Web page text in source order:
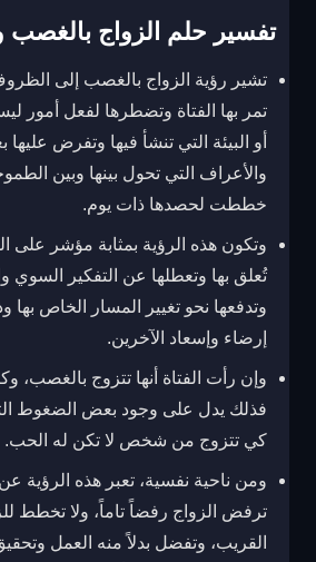
تفسير حلم الزواج بالغصب
تشير رؤية الزواج بالغصب إلى
تمر بها الفتاة وتضطرها لفعل أمور
أو البيئة التي تنشأ فيها وتفرض عليها
والأعراف التي تحول بينها وبين
خططت لحصدها ذات يوم.
وتكون هذه الرؤية بمثابة مؤشر على
تُعلق بها وتعطلها عن التفكير السوي
وتدفعها نحو تغيير المسار الخاص
إرضاء وإسعاد الآخرين.
وإن رأت الفتاة أنها تتزوج بالغصب،
فذلك يدل على وجود بعض الضغوط
كي تتزوج من شخص لا تكن له الحب.
ومن ناحية نفسية، تعبر هذه الرؤية
ترفض الزواج رفضاً تاماً، ولا تخطط
القريب، وتفضل بدلاً منه العمل